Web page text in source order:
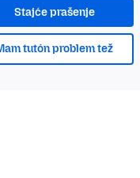
Stajće prašenje
tutón problem tež